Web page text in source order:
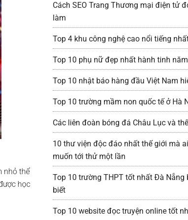
nhỏ thể
học
Cách SEO Trang Thương mại điện tử
làm
Top 4 khu công nghệ cao nổi tiếng
Top 10 phụ nữ đẹp nhất hành tinh
Top 10 nhật báo hàng đầu Việt Nam
Top 10 trường mầm non quốc tế ở Hà
Các liên đoàn bóng đá Châu Lục và
10 thư viện độc đáo nhất thế giới mà
muốn tới thử một lần
Top 10 trường THPT tốt nhất Đà Nẵng
biết
Top 10 website đọc truyện online tốt